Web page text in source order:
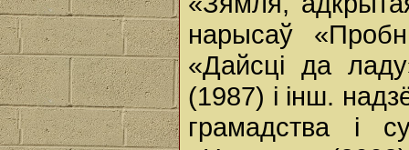
нарысаў
«Дайсці да
(1987) і інш.
грамадства і